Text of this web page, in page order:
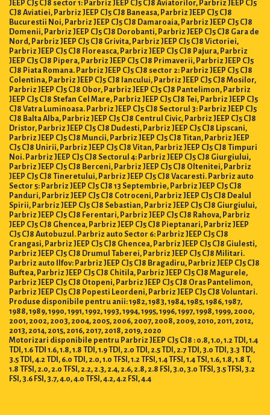
JEEP CJ5 CJ8 sector 1: Parbriz JEEP CJ5 CJ8 Aviatorilor, Parbriz JEEP CJ5
CJ8 Aviatiei, Parbriz JEEP CJ5 CJ8 Baneasa, Parbriz JEEP CJ5 CJ8
Bucurestii Noi, Parbriz JEEP CJ5 CJ8 Damaroaia, Parbriz JEEP CJ5 CJ8
Domenii, Parbriz JEEP CJ5 CJ8 Dorobanti, Parbriz JEEP CJ5 CJ8 Gara de
Nord, Parbriz JEEP CJ5 CJ8 Grivita, Parbriz JEEP CJ5 CJ8 Victoriei,
Parbriz JEEP CJ5 CJ8 Floreasca, Parbriz JEEP CJ5 CJ8 Pajura, Parbriz
JEEP CJ5 CJ8 Pipera, Parbriz JEEP CJ5 CJ8 Primaverii, Parbriz JEEP CJ5
CJ8 Piata Romana. Parbriz JEEP CJ5 CJ8 sector 2: Parbriz JEEP CJ5 CJ8
Colentina, Parbriz JEEP CJ5 CJ8 Iancului, Parbriz JEEP CJ5 CJ8 Mosilor,
Parbriz JEEP CJ5 CJ8 Obor, Parbriz JEEP CJ5 CJ8 Pantelimon, Parbriz
JEEP CJ5 CJ8 Stefan Cel Mare, Parbriz JEEP CJ5 CJ8 Tei, Parbriz JEEP CJ5
CJ8 Vatra Luminoasa. Parbriz JEEP CJ5 CJ8 Sectorul 3: Parbriz JEEP CJ5
CJ8 Balta Alba, Parbriz JEEP CJ5 CJ8 Centrul Civic, Parbriz JEEP CJ5 CJ8
Dristor, Parbriz JEEP CJ5 CJ8 Dudesti, Parbriz JEEP CJ5 CJ8 Lipscani,
Parbriz JEEP CJ5 CJ8 Muncii, Parbriz JEEP CJ5 CJ8 Titan, Parbriz JEEP
CJ5 CJ8 Unirii, Parbriz JEEP CJ5 CJ8 Vitan, Parbriz JEEP CJ5 CJ8 Timpuri
Noi. Parbriz JEEP CJ5 CJ8 Sectorul 4: Parbriz JEEP CJ5 CJ8 Giurgiului,
Parbriz JEEP CJ5 CJ8 Berceni, Parbriz JEEP CJ5 CJ8 Oltenitei, Parbriz
JEEP CJ5 CJ8 Tineretului, Parbriz JEEP CJ5 CJ8 Vacaresti. Parbriz auto
Sector 5: Parbriz JEEP CJ5 CJ8 13 Septembrie, Parbriz JEEP CJ5 CJ8
Panduri, Parbriz JEEP CJ5 CJ8 Cotroceni, Parbriz JEEP CJ5 CJ8 Dealul
Spirii, Parbriz JEEP CJ5 CJ8 Sebastian, Parbriz JEEP CJ5 CJ8 Giurgiului,
Parbriz JEEP CJ5 CJ8 Ferentari, Parbriz JEEP CJ5 CJ8 Rahova, Parbriz
JEEP CJ5 CJ8 Ghencea, Parbriz JEEP CJ5 CJ8 Pieptanari, Parbriz JEEP
CJ5 CJ8 Autobuzul. Parbriz auto Sector 6: Parbriz JEEP CJ5 CJ8
Crangasi, Parbriz JEEP CJ5 CJ8 Ghencea, Parbriz JEEP CJ5 CJ8 Giulesti,
Parbriz JEEP CJ5 CJ8 Drumul Taberei, Parbriz JEEP CJ5 CJ8 Militari.
Parbriz auto Ilfov: Parbriz JEEP CJ5 CJ8 Bragadiru, Parbriz JEEP CJ5 CJ8
Buftea, Parbriz JEEP CJ5 CJ8 Chitila, Parbriz JEEP CJ5 CJ8 Magurele,
Parbriz JEEP CJ5 CJ8 Otopeni, Parbriz JEEP CJ5 CJ8 Oras Pantelimon,
Parbriz JEEP CJ5 CJ8 Popesti Leordeni, Parbriz JEEP CJ5 CJ8 Voluntari.
Produse disponibile pentru anii: 1982, 1983, 1984, 1985, 1986, 1987,
1988, 1989, 1990, 1991, 1992, 1993, 1994, 1995, 1996, 1997, 1998, 1999, 2000,
2001, 2002, 2003, 2004, 2005, 2006, 2007, 2008, 2009, 2010, 2011, 2012,
2013, 2014, 2015, 2016, 2017, 2018, 2019, 2020
Motorizari disponibile pentru Parbriz JEEP CJ5 CJ8 : 0.8, 1.0, 1.2 TDI, 1.4
TDI, 1.6 TDI 1.6, 1.8, 1.8 TDI, 1.9 TDI, 2.0 TDI, 2.5 TDI, 2.7 TDI, 3.0 TDI, 3.3 TDI,
3.5 TDI, 4.2 TDI, 6.0 TDI, 2.0, 1.0 TFSI, 1.2 TFSI, 1.4 TFSI, 1.4 TSI, 1.6, 1.8, 1.8 T,
1.8 TFSI, 2.0, 2.0 TFSI, 2.2, 2.3, 2.4, 2.6, 2.8, 2.8 FSI, 3.0, 3.0 TFSI, 3.5 TFSI, 3.2
FSI, 3.6 FSI, 3.7, 4.0, 4.0 TFSI, 4.2, 4.2 FSI, 4.4